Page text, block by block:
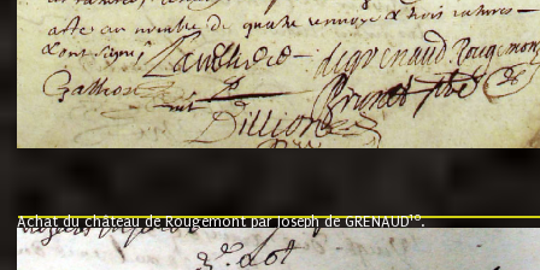
Achat du château de Rougemont par Joseph de GRENAUD10.